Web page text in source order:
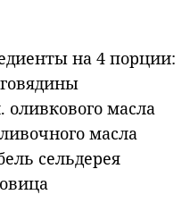
на 4 порции:
оливкового масла
масла
сельдерея